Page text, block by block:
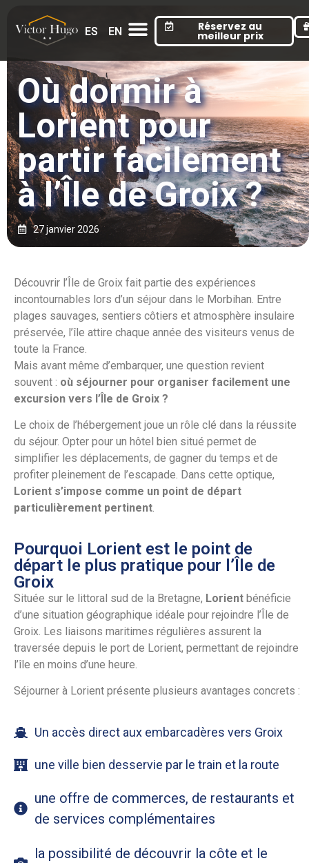
ES EN Réservez au
meilleur prix
Où dormir à
Lorient pour
partir facilement
à l’Île de Groix ?
27 janvier 2026
Découvrir l’Île de Groix fait partie des expériences
incontournables lors d’un séjour dans le Morbihan. Entre
plages sauvages, sentiers côtiers et atmosphère insulaire
préservée, l’île attire chaque année des visiteurs venus de
toute la France.
Mais avant même d’embarquer, une question revient
souvent : où séjourner pour organiser facilement une
excursion vers l’Île de Groix ?
Le choix de l’hébergement joue un rôle clé dans la réussite
du séjour. Opter pour un hôtel bien situé permet de
simplifier les déplacements, de gagner du temps et de
profiter pleinement de l’escapade. Dans cette optique,
Lorient s’impose comme un point de départ
particulièrement pertinent.
Pourquoi Lorient est le point de
départ le plus pratique pour l’Île de
Groix
Située sur le littoral sud de la Bretagne, Lorient bénéficie
d’une situation géographique idéale pour rejoindre l’Île de
Groix. Les liaisons maritimes régulières assurent la
traversée depuis le port de Lorient, permettant de rejoindre
l’île en moins d’une heure.
Séjourner à Lorient présente plusieurs avantages concrets :
Un accès direct aux embarcadères vers Groix
une ville bien desservie par le train et la route
une offre de commerces, de restaurants et
de services complémentaires
la possibilité de découvrir la côte et le